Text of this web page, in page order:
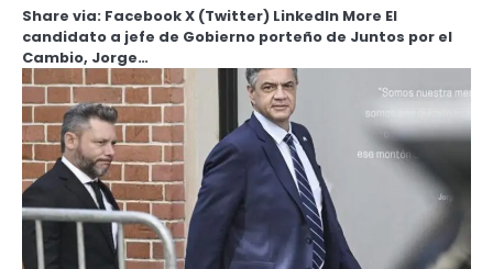
Share via: Facebook X (Twitter) LinkedIn More El
candidato a jefe de Gobierno porteño de Juntos por el
Cambio, Jorge…